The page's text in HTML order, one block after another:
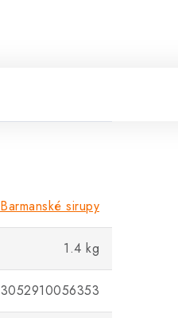
Barmanské sirupy
1.4 kg
3052910056353